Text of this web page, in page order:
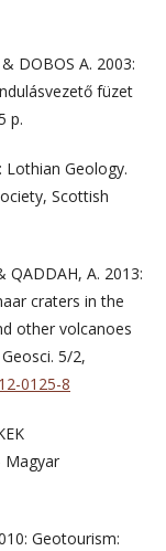
& DOBOS A. 2003:
füzet
p.
Lothian Geology.
Scottish
QADDAH, A. 2013:
craters in the
other volcanoes
5/2,
0125-8
Magyar
Geotourism: